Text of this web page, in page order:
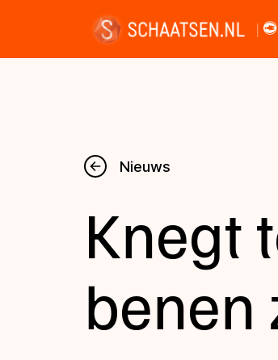
Nieuws
Kalender
Disciplines
Uitslagen
Nieuws
Knegt
benen